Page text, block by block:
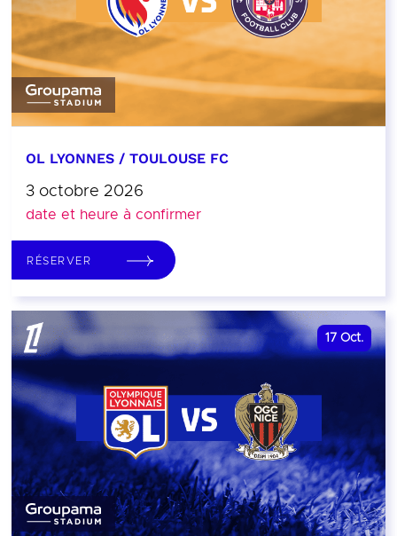
OL LYONNES / TOULOUSE FC
3 octobre 2026
date et heure à confirmer
RÉSERVER
17 Oct.